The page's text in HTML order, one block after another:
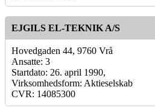
EJGILS EL-TEKNIK A/S
Hovedgaden 44, 9760 Vrå
Ansatte: 3
Startdato: 26. april 1990,
Virksomhedsform: Aktieselskab
CVR: 14085300